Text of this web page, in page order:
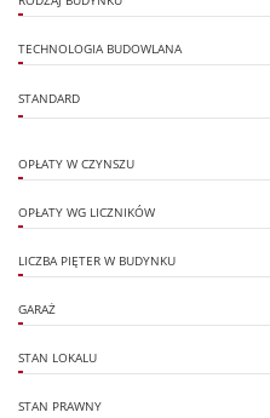
TECHNOLOGIA BUDOWLANA
STANDARD
OPŁATY W CZYNSZU
OPŁATY WG LICZNIKÓW
LICZBA PIĘTER W BUDYNKU
GARAŻ
STAN LOKALU
STAN PRAWNY